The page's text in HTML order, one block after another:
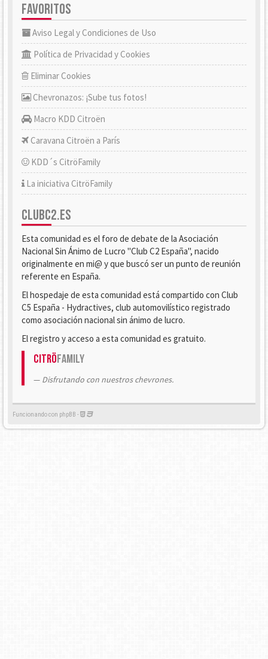
FAVORITOS
Aviso Legal y Condiciones de Uso
Política de Privacidad y Cookies
Eliminar Cookies
Chevronazos: ¡Sube tus fotos!
Macro KDD Citroën
Caravana Citroën a París
KDD´s CitröFamily
La iniciativa CitröFamily
CLUBC2.ES
Esta comunidad es el foro de debate de la Asociación
Nacional Sin Ánimo de Lucro "Club C2 España", nacido
originalmente en mi@ y que buscó ser un punto de reunión
referente en España.
El hospedaje de esta comunidad está compartido con Club
C5 España - Hydractives, club automovilístico registrado
como asociación nacional sin ánimo de lucro.
El registro y acceso a esta comunidad es gratuito.
CitröFamily
Disfrutando con nuestros chevrones.
Funcionando con phpBB -